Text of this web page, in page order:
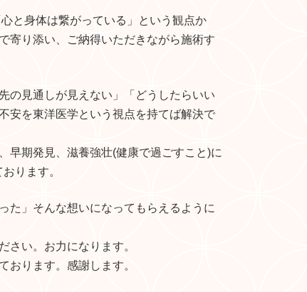
と身体は繋がっている」という観点か
寄り添い、ご納得いただきながら施術す
の見通しが見えない」「どうしたらいい
安を東洋医学という視点を持てば解決で
早期発見、滋養強壮(健康で過ごすこと)に
ります。
た」そんな想いになってもらえるように
さい。お力になります。
おります。感謝します。